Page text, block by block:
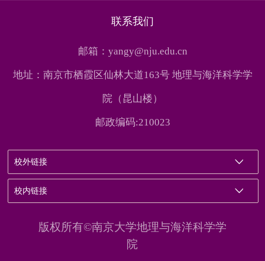
联系我们
邮箱：yangy@nju.edu.cn
地址：南京市栖霞区仙林大道163号 地理与海洋科学学
院（昆山楼）
邮政编码:210023
校外链接
校内链接
版权所有©南京大学地理与海洋科学学
院